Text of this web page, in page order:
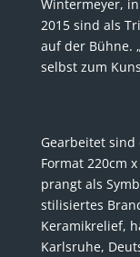
Wintermeyer,
2015 sind als
auf der Bühne.
selbst zum
Gearbeitet sind
Format 220cm
prangt als
stilisiertes
Keramikrelief,
Karlsruhe,